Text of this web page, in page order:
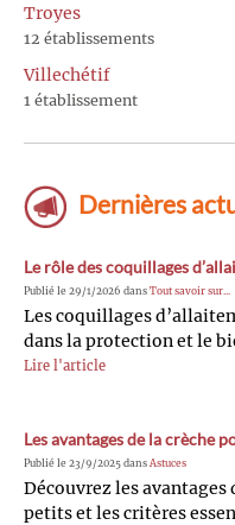
Troyes
12 établissements
Villechétif
1 établissement
Dernières
Le rôle des coquillages
Publié le 29/1/2026 dans Tout savoir sur...
Les coquillages
dans la protection et le
Lire l'article
Les avantages de la crèche
Publié le 23/9/2025 dans Astuces
Découvrez les
petits et les critères